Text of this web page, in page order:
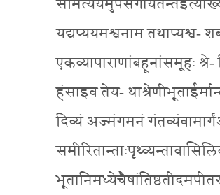
यद्यप्ययमश्वनाम तथाप्यश्व-
एकव्यापाराणांबहूनांसमूहः
हंसाइव तेय-
दिव्यं अज्मंगमनं